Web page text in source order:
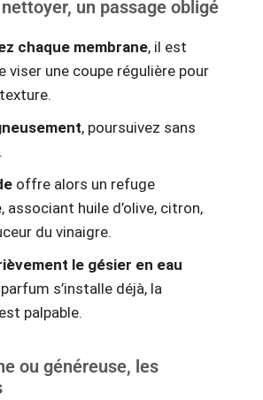
un passage obligé
chaque membrane, il est
viser une coupe régulière pour
, poursuivez sans
offre alors un refuge
associant huile d’olive, citron,
du vinaigre.
le gésier en eau
parfum s’installe déjà, la
palpable.
ou généreuse, les